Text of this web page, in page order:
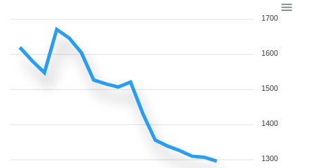
1700
1600
1500
1400
1300